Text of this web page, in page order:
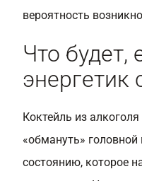
вероятность
Что будет,
энергетик
Коктейль из
«обмануть» головной
состоянию, которое